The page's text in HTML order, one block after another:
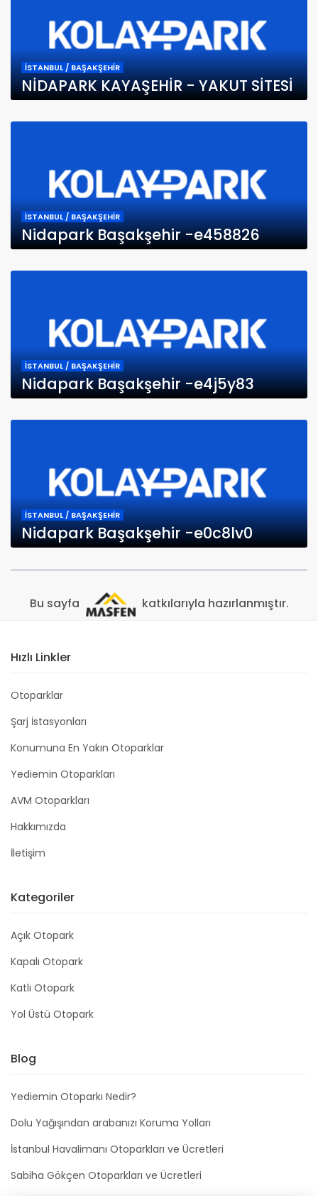
İSTANBUL / BAŞAKŞEHİR
NİDAPARK KAYAŞEHİR - YAKUT SİTESİ
İSTANBUL / BAŞAKŞEHİR
Nidapark Başakşehir -e458826
İSTANBUL / BAŞAKŞEHİR
Nidapark Başakşehir -e4j5y83
İSTANBUL / BAŞAKŞEHİR
Nidapark Başakşehir -e0c8lv0
Bu sayfa katkılarıyla hazırlanmıştır.
Hızlı Linkler
Otoparklar
Şarj İstasyonları
Konumuna En Yakın Otoparklar
Yediemin Otoparkları
AVM Otoparkları
Hakkımızda
İletişim
Kategoriler
Açık Otopark
Kapalı Otopark
Katlı Otopark
Yol Üstü Otopark
Blog
Yediemin Otoparkı Nedir?
Dolu Yağışından arabanızı Koruma Yolları
İstanbul Havalimanı Otoparkları ve Ücretleri
Sabiha Gökçen Otoparkları ve Ücretleri